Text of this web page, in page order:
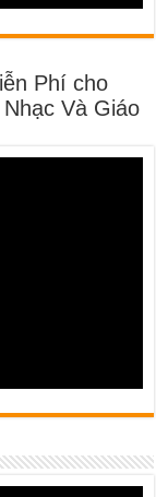
Phí cho
Và Giáo